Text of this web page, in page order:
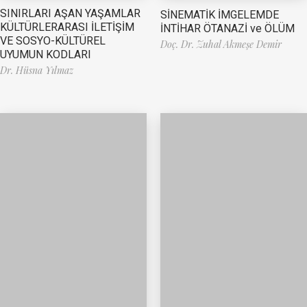
SINIRLARI AŞAN YAŞAMLAR
KÜLTÜRLERARASI İLETİŞİM
VE SOSYO-KÜLTÜREL
UYUMUN KODLARI
Dr. Hüsna Yılmaz
SİNEMATİK İMGELEMDE
İNTİHAR ÖTANAZİ ve ÖLÜM
Doç. Dr. Zuhal Akmeşe Demir